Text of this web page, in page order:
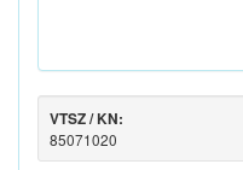
VTSZ / KN:
85071020